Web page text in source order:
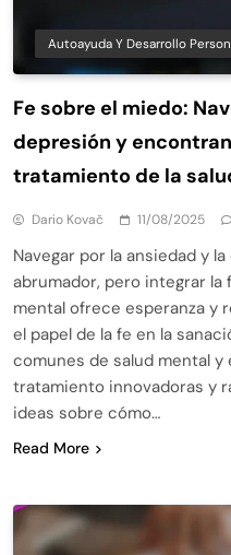
Autoayuda Y Desarrollo
Fe sobre el miedo:
depresión y
tratamiento de la
Dario Kovač 11/08/2025
Navegar por la ansiedad y
abrumador, pero integrar
mental ofrece esperanza y
el papel de la fe en la
comunes de salud mental y
tratamiento innovadoras y
ideas sobre cómo…
Read More